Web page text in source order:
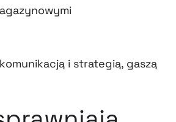
i strategią, gaszą